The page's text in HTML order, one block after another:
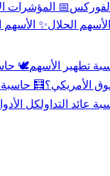
📅 المؤشرات
الحلال✨ الأسهم
تطهير الأسهم🕊️
🧮
عائد التداولكل